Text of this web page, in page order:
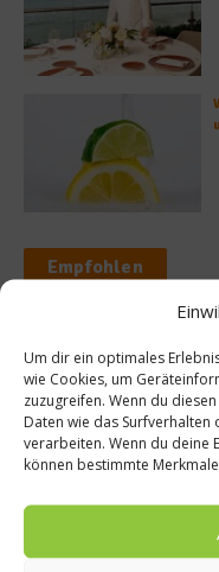
Um dir ein optimales
wie Cookies, um
zuzugreifen. Wenn du
Daten wie das
verarbeiten. Wenn du deine
können bestimmte
Empfohlen
Kaffeewelten
Oktober 2011